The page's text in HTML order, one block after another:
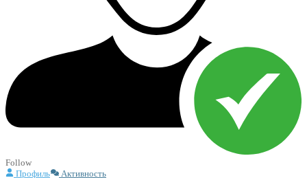
Follow
Профиль
Активность